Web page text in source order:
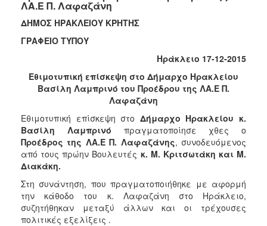
2017
2015
2013
2012
2011
2010
2006
ΛΑ.Ε Π. Λαφαζάνη
ΔΗΜΟΣ ΗΡΑΚΛΕΙΟΥ ΚΡΗΤΗΣ
ΓΡΑΦΕΙΟ ΤΥΠΟΥ
Ηράκλειο 17-12-2015
Εθιμοτυπική επίσκεψη στο Δήμαρχο Ηρακλείου
Βασίλη Λαμπρινό του Προέδρου της ΛΑ.Ε Π.
Λαφαζάνη
Εθιμοτυπική επίσκεψη στο Δήμαρχο Ηρακλείου κ.
Βασίλη Λαμπρινό πραγματοποίησε χθες ο
Προέδρος της ΛΑ.Ε Π. Λαφαζάνης, συνοδευόμενος
από τους πρώην Βουλευτές κ. Μ. Κριτσωτάκη και Μ.
Διακάκη.
Στη συνάντηση, που πραγματοποιήθηκε με αφορμή
την κάθοδο του κ. Λαφαζάνη στο Ηράκλειο,
συζητήθηκαν μεταξύ άλλων και οι τρέχουσες
πολιτικές εξελίξεις .